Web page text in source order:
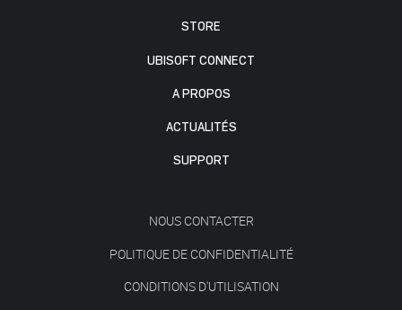
STORE
UBISOFT CONNECT
A PROPOS
ACTUALITÉS
SUPPORT
NOUS CONTACTER
POLITIQUE DE CONFIDENTIALITÉ
CONDITIONS D'UTILISATION